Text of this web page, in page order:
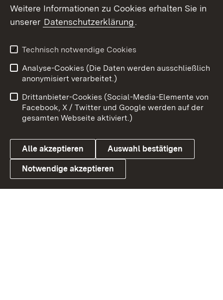
X / Twitter
Youtube
Link zum Landesportal
Impressum
Kontakt
Barrierefreiheit
Datenschutz
Cookies
Weitere Informationen zu Cookies erhalten Sie in
unserer Datenschutzerklärung.
Technisch notwendige Cookies
Analyse-Cookies (Die Daten werden ausschließlich
anonymisiert verarbeitet.)
Drittanbieter-Cookies (Social-Media-Elemente von
Facebook, X / Twitter und Google werden auf der
gesamten Webseite aktiviert.)
Alle akzeptieren Auswahl bestätigen
Notwendige akzeptieren